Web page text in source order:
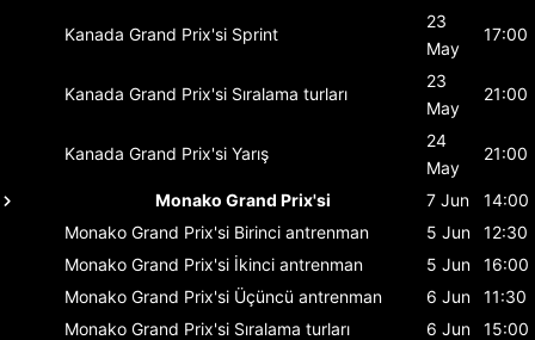
Kanada Grand Prix'si Sprint
23
May
17:00
Kanada Grand Prix'si Sıralama turları
23
May
21:00
Kanada Grand Prix'si Yarış
24
May
21:00
Monako Grand Prix'si 7 Jun
14:00
Monako Grand Prix'si Birinci antrenman 5 Jun
12:30
Monako Grand Prix'si İkinci antrenman 5 Jun
16:00
Monako Grand Prix'si Üçüncü antrenman 6 Jun
11:30
Monako Grand Prix'si Sıralama turları 6 Jun
15:00